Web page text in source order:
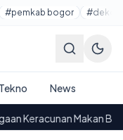
#pemkab bogor
Tekno News
Makan Bergizi Gratis di